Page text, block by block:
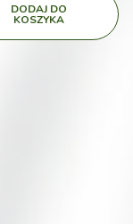
DODAJ DO
KOSZYKA